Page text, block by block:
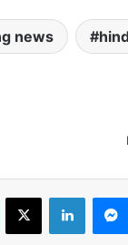
news
X LinkedIn